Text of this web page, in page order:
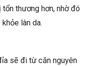
thương hơn, nhờ đó
làn da.
sẽ đi từ căn nguyên